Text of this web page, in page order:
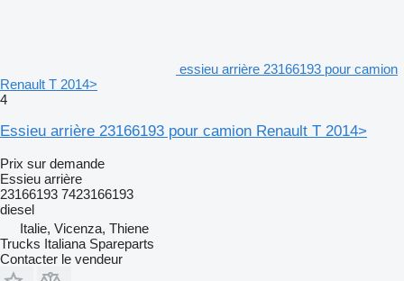
essieu arrière 23166193 pour camion
Renault T 2014>
4
Essieu arrière 23166193 pour camion Renault T 2014>
Prix sur demande
Essieu arrière
23166193 7423166193
diesel
Italie, Vicenza, Thiene
Trucks Italiana Spareparts
Contacter le vendeur